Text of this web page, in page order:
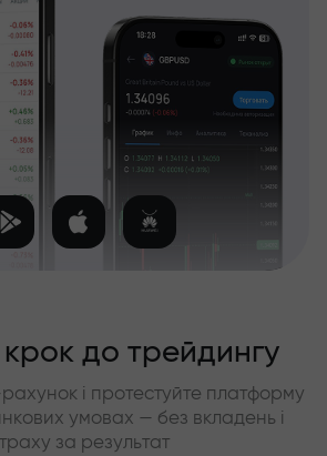
до трейдингу
і протестуйте платформу
умовах — без вкладень і
за результат